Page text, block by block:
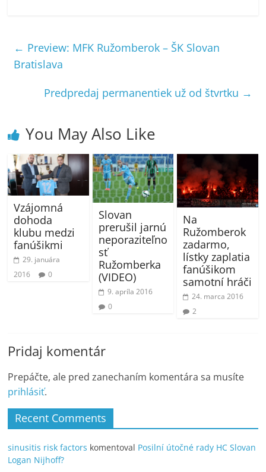
← Preview: MFK Ružomberok – ŠK Slovan
Bratislava
Predpredaj permanentiek už od štvrtku →
You May Also Like
Vzájomná
dohoda
klubu medzi
fanúšikmi
29. januára
2016
0
Slovan
prerušil jarnú
neporaziteľno
sť
Ružomberka
(VIDEO)
9. apríla 2016
0
Na
Ružomberok
zadarmo,
lístky zaplatia
fanúšikom
samotní hráči
24. marca 2016
2
Pridaj komentár
Prepáčte, ale pred zanechaním komentára sa musíte
prihlásiť.
Recent Comments
sinusitis risk factors komentoval Posilní útočné rady HC Slovan
Logan Nijhoff?